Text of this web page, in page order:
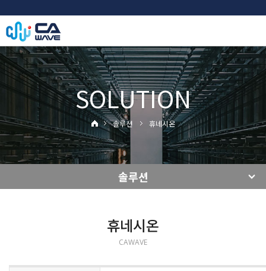
SOLUTION
솔루션 휴네시온
솔루션
휴네시온
CAWAVE